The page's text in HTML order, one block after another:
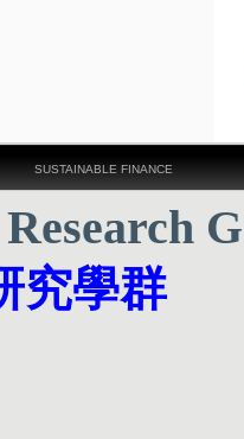
究學群
SUSTAINABLE FINANCE